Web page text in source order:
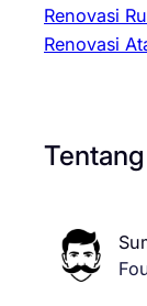
Renovasi
Renovasi